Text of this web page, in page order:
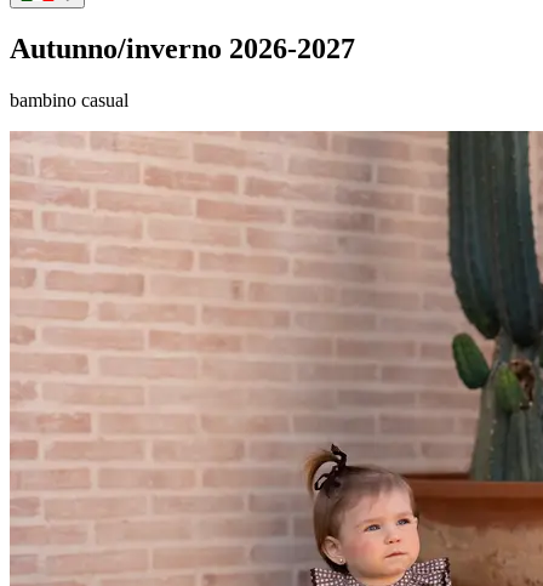
Autunno/inverno 2026-2027
bambino casual